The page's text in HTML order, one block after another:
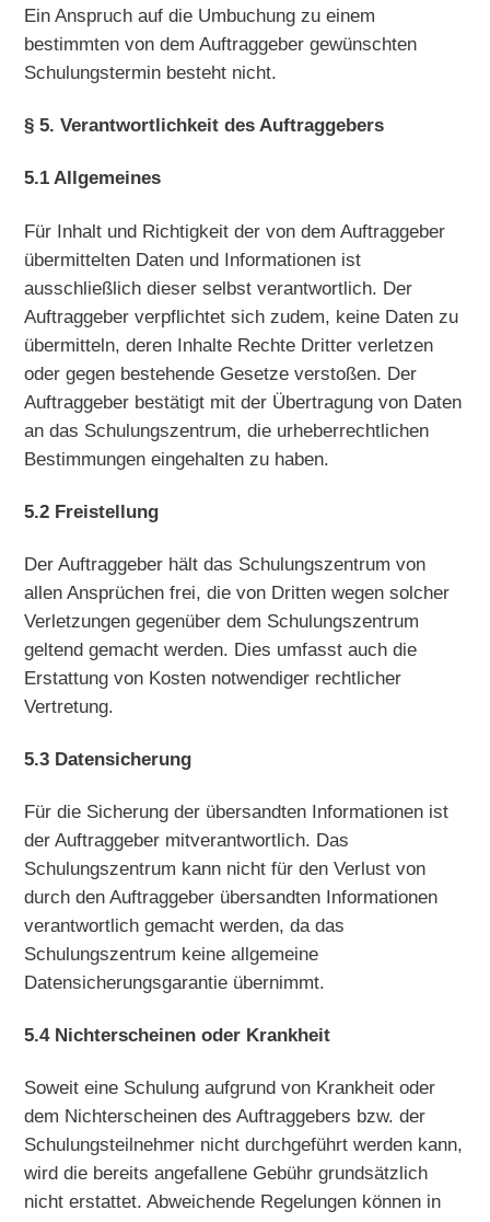
Ein Anspruch auf die Umbuchung zu einem
bestimmten von dem Auftraggeber gewünschten
Schulungstermin besteht nicht.
§ 5. Verantwortlichkeit des Auftraggebers
5.1 Allgemeines
Für Inhalt und Richtigkeit der von dem Auftraggeber
übermittelten Daten und Informationen ist
ausschließlich dieser selbst verantwortlich. Der
Auftraggeber verpflichtet sich zudem, keine Daten zu
übermitteln, deren Inhalte Rechte Dritter verletzen
oder gegen bestehende Gesetze verstoßen. Der
Auftraggeber bestätigt mit der Übertragung von Daten
an das Schulungszentrum, die urheberrechtlichen
Bestimmungen eingehalten zu haben.
5.2 Freistellung
Der Auftraggeber hält das Schulungszentrum von
allen Ansprüchen frei, die von Dritten wegen solcher
Verletzungen gegenüber dem Schulungszentrum
geltend gemacht werden. Dies umfasst auch die
Erstattung von Kosten notwendiger rechtlicher
Vertretung.
5.3 Datensicherung
Für die Sicherung der übersandten Informationen ist
der Auftraggeber mitverantwortlich. Das
Schulungszentrum kann nicht für den Verlust von
durch den Auftraggeber übersandten Informationen
verantwortlich gemacht werden, da das
Schulungszentrum keine allgemeine
Datensicherungsgarantie übernimmt.
5.4 Nichterscheinen oder Krankheit
Soweit eine Schulung aufgrund von Krankheit oder
dem Nichterscheinen des Auftraggebers bzw. der
Schulungsteilnehmer nicht durchgeführt werden kann,
wird die bereits angefallene Gebühr grundsätzlich
nicht erstattet. Abweichende Regelungen können in